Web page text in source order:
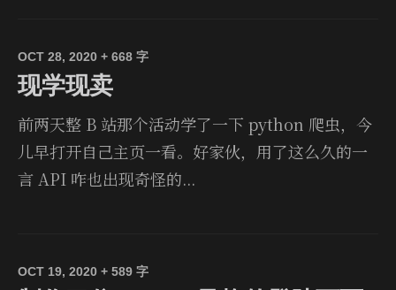
OCT 28, 2020 + 668 字
现学现卖
前两天整 B 站那个活动学了一下 python 爬虫，今
儿早打开自己主页一看。好家伙，用了这么久的一
言 API 咋也出现奇怪的...
OCT 19, 2020 + 589 字